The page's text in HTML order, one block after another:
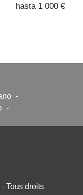
hasta 1 000 €
-
-
Tous droits